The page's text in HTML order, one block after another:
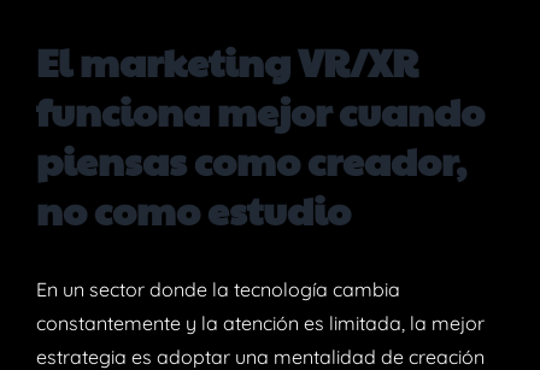
El marketing VR/XR
funciona mejor cuando
piensas como creador,
no como estudio
En un sector donde la tecnología cambia
constantemente y la atención es limitada, la mejor
estrategia es adoptar una mentalidad de creación